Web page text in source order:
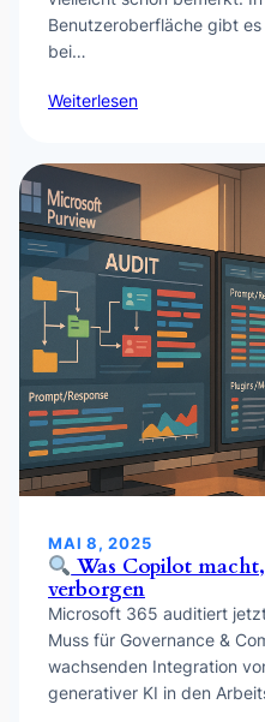
Benutzeroberfläche gibt
bei…
Weiterlesen
MAI 8, 2025
Was Copilot
verborgen
Microsoft 365 auditiert
Muss für Governance &
wachsenden Integration
generativer KI in den